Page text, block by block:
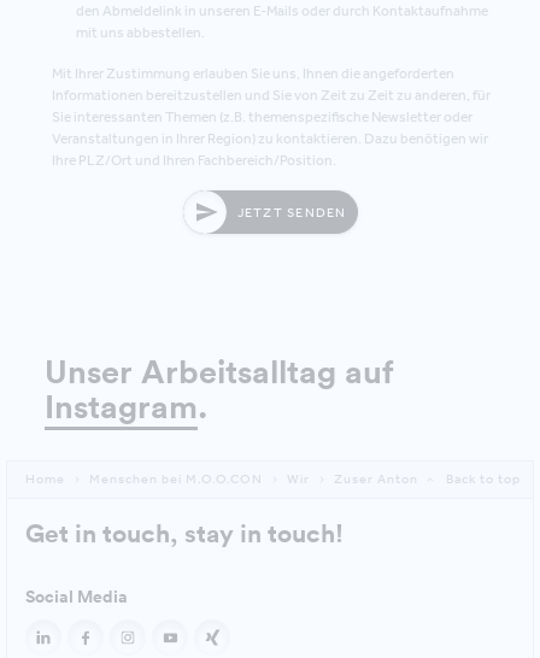
den Abmeldelink in unseren E-Mails oder durch Kontaktaufnahme
mit uns abbestellen.
Mit Ihrer Zustimmung erlauben Sie uns, Ihnen die angeforderten
Informationen bereitzustellen und Sie von Zeit zu Zeit zu anderen, für
Sie interessanten Themen (z.B. themenspezifische Newsletter oder
Veranstaltungen in Ihrer Region) zu kontaktieren. Dazu benötigen wir
Ihre PLZ/Ort und Ihren Fachbereich/Position.
JETZT SENDEN
Unser Arbeitsalltag auf
Instagram.
Home Menschen bei M.O.O.CON Wir Zuser Anton Back to top
Get in touch, stay in touch!
Social Media